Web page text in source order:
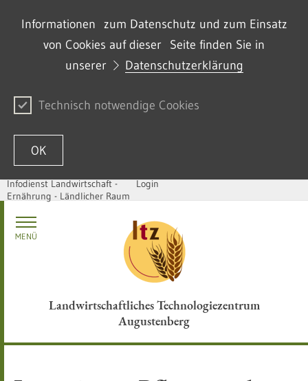
Informationen zum Datenschutz und zum Einsatz
von Cookies auf dieser Seite finden Sie in
unserer
Datenschutzerklärung
Technisch notwendige Cookies
OK
Zum Inhalt springen
Infodienst Landwirtschaft -
Ernährung - Ländlicher Raum
Login
Landwirtschaftliches Technologiezentrum
Augustenberg
MENÜ